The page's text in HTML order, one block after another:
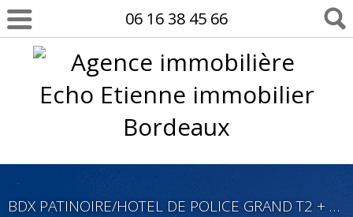
06 16 38 45 66
BDX PATINOIRE/HOTEL DE POLICE GRAND T2 + BALCON DANS RÉSIDENCE ASCENSEUR